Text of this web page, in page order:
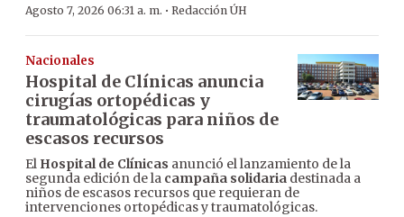
Agosto 7, 2026 06:31 a. m. · Redacción ÚH
Nacionales
Hospital de Clínicas anuncia
cirugías ortopédicas y
traumatológicas para niños de
escasos recursos
El Hospital de Clínicas anunció el lanzamiento de la
segunda edición de la campaña solidaria destinada a
niños de escasos recursos que requieran de
intervenciones ortopédicas y traumatológicas.